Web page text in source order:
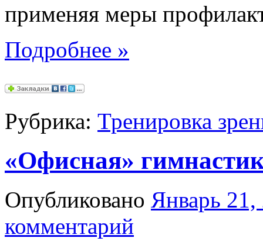
применяя меры
Подробнее »
Рубрика: Тренировка
«Офисная»
Опубликовано Январь 21,
комментарий